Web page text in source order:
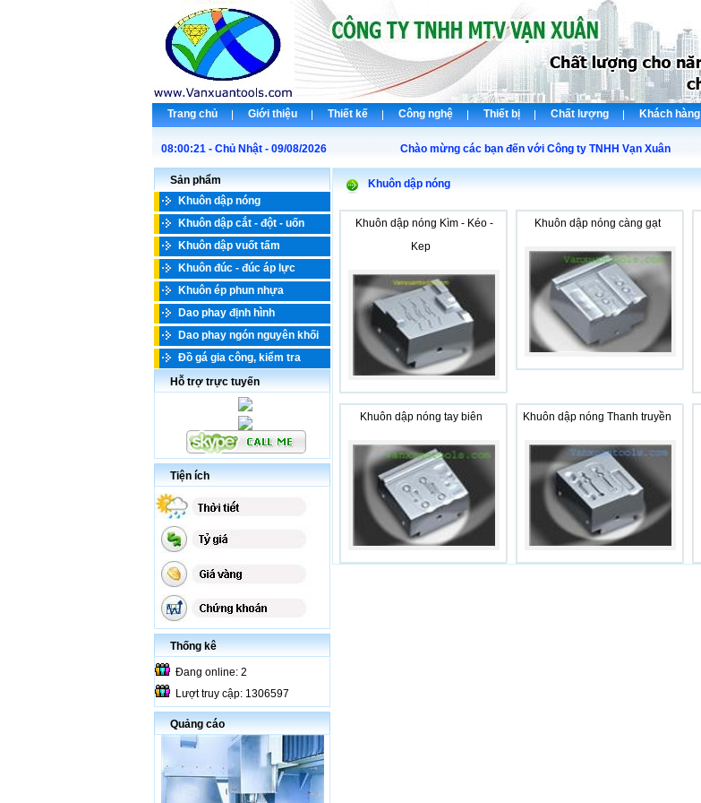
Trang chủ Giới thiệu Thiết kế Công nghệ Thiết bị Chất lượng Khách hàng
08:00:21 - Chủ Nhật - 09/08/2026 Chào mừng các bạn đến với Công ty TNHH Vạn Xuân
Sản phẩm
Khuôn dập nóng
Khuôn dập cắt - đột - uốn
Khuôn dập vuốt tấm
Khuôn đúc - đúc áp lực
Khuôn ép phun nhựa
Dao phay định hình
Dao phay ngón nguyên khối
Đồ gá gia công, kiểm tra
Hỗ trợ trực tuyến
Tiện ích
Thống kê
Đang online: 2
Lượt truy cập: 1306597
Quảng cáo
Khuôn dập nóng
Khuôn dập nóng Kìm - Kéo -
Kep
Khuôn dập nóng càng gạt
Khuôn dập nóng tay biên Khuôn dập nóng Thanh truyền